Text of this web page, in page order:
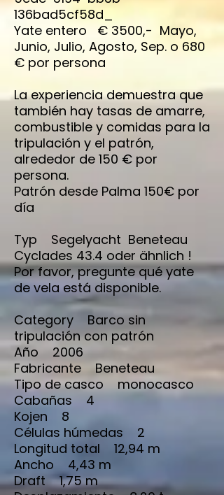
136bad5cf58d_
Yate entero € 3500,- Mayo,
Junio, Julio, Agosto, Sep. o 680
€ por persona
La experiencia demuestra que
también hay tasas de amarre,
combustible y comidas para la
tripulación y el patrón,
alrededor de 150 € por
persona.
Patrón desde Palma 150€ por
día
Typ Segelyacht Beneteau
Cyclades 43.4 oder ähnlich !
Por favor, pregunte qué yate
de vela está disponible.
Category Barco sin
tripulación con patrón
Año 2006
Fabricante Beneteau
Tipo de casco monocasco
Cabañas 4
Kojen 8
Células húmedas 2
Longitud total 12,94 m
Ancho 4,43 m
Draft 1,75 m